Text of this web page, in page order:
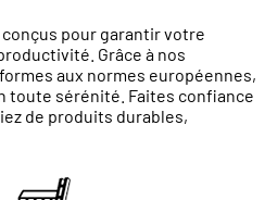
pour garantir votre
Grâce à nos
aux normes européennes,
toute sérénité. Faites confiance
de produits durables,